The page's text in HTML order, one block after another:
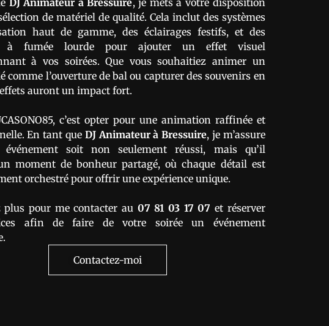
DJ Animateur à Bressuire, je mets à votre disposition
de matériel de qualité. Cela inclut des systèmes
haut de gamme, des éclairages festifs, et des
à fumée lourde pour ajouter un effet visuel
à vos soirées. Que vous souhaitiez animer un
comme l’ouverture de bal ou capturer des souvenirs en
auront un impact fort.
c’est opter pour une animation raffinée et
En tant que DJ Animateur à Bressuire, je m’assure
événement soit non seulement réussi, mais qu’il
moment de bonheur partagé, où chaque détail est
orchestré pour offrir une expérience unique.
plus pour me contacter au07 81 03 17 07 et réserver
afin de faire de votre soirée un événement
Contactez-moi